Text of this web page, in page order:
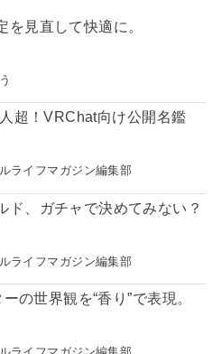
を見直して快適に。
超！VRChat向け公開名鑑
ライフマガジン編集部
ド、ガチャで決めてみない？
ライフマガジン編集部
の世界観を“香り”で表現。